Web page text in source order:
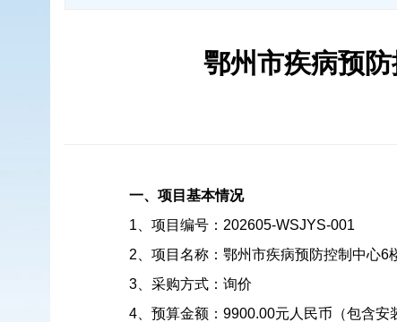
鄂州市疾病预
一、项目基本情况
1、项目编号：202605-WSJYS-001
2、项目名称：鄂州市疾病预防控制中心6
3、采购方式：询价
4、预算金额：9900.00元人民币（包含安